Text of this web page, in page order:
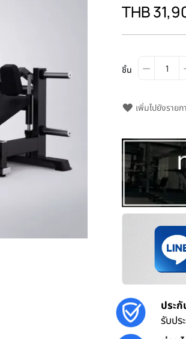
THB
ชิ้น
เพิ่มไปยังรายก
ประ
รับปร